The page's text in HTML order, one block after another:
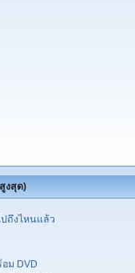
งสุด)
ถึงไหนแล้ว
ม DVD